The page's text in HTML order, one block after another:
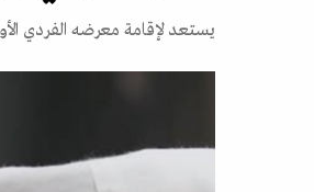
يستعد لإقامة معرضه الفردي